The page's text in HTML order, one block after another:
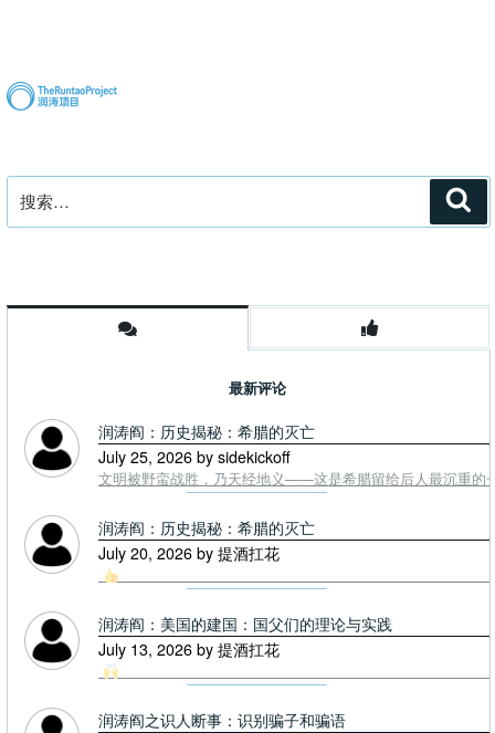
索：
最新评论
润涛阎：历史揭秘：希腊的灭亡
July 25, 2026 by sidekickoff
文明被野蛮战胜，乃天经地义——这是希腊留给后人最沉重的
润涛阎：历史揭秘：希腊的灭亡
July 20, 2026 by 提酒扛花
润涛阎：美国的建国：国父们的理论与实践
July 13, 2026 by 提酒扛花
润涛阎之识人断事：识别骗子和骗语